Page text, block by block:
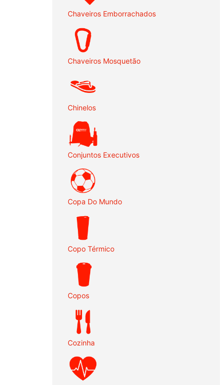
Chaveiros Emborrachados
Chaveiros Mosquetão
Chinelos
Conjuntos Executivos
Copa Do Mundo
Copo Térmico
Copos
Cozinha